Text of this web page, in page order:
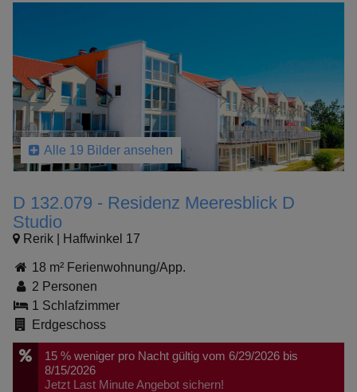
Alle 19 Bilder ansehen
D 132.079 - Residenz Meeresblick D
Studio
Rerik | Haffwinkel 17
18 m² Ferienwohnung/App.
2 Personen
1 Schlafzimmer
Erdgeschoss
15 % weniger pro Nacht gültig vom 6/29/2026 bis
8/15/2026
Jetzt Last Minute Angebot sichern!